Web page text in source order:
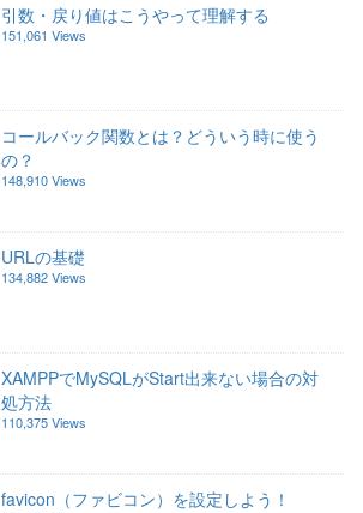
引数・戻り値はこうやって理解する
151,061 Views
コールバック関数とは？どういう時に使う
の？
148,910 Views
URLの基礎
134,882 Views
XAMPPでMySQLがStart出来ない場合の対
処方法
110,375 Views
favicon（ファビコン）を設定しよう！